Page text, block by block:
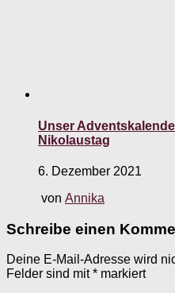
Unser
Nikolaustag
6. Dezember 2021
von Annika
Schreibe einen
Deine E-Mail-Adresse wird
Felder sind mit* markiert